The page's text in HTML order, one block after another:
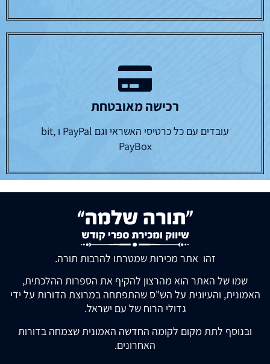
רכישה מאובטחת
עובדים עם כל כרטיסי האשראי וגם PayPal ו bit,
PayBox
זהו אתר מכירות שמטרתו להרבות תורה.
שמו של האתר הוא מהרצון להקיף את הספרות ההלכתית,
האמונית, והעיונית על הש"ס שהתפתחה במרוצת הדורות על ידי
גדולי הרוח של עם ישראל.
ובנוסף לתת מקום לקומה החדשה האמונית שצמחה בדורות
האחרונים.